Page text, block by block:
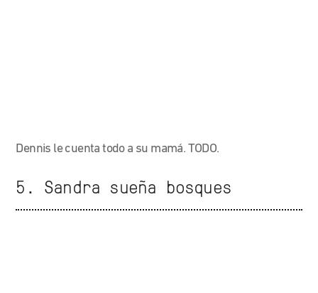
Dennis le cuenta todo a su mamá. TODO.
5. Sandra sueña bosques